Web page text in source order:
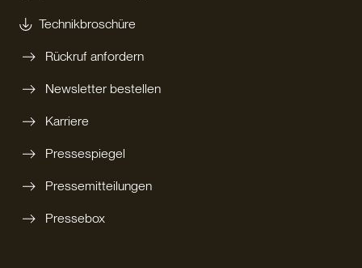
Technikbroschüre
Rückruf anfordern
Newsletter bestellen
Karriere
Pressespiegel
Pressemitteilungen
Pressebox